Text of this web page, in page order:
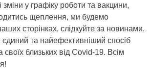
у графіку роботи та вакцини,
щеплення, ми будемо
сторінках, слідкуйте за новинами.
та найефективніший спосіб
своїх близьких від Covid-19. Всім